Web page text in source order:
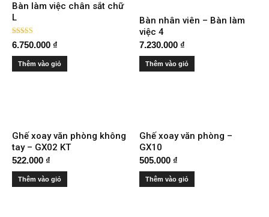
Bàn làm việc chân sắt chữ
L
Được xếp
hạng
4.00
5 sao
6.750.000 ₫
Thêm vào giỏ
Bàn nhân viên – Bàn làm
việc 4
7.230.000 ₫
Thêm vào giỏ
Ghế xoay văn phòng không
tay – GX02 KT
522.000 ₫
Thêm vào giỏ
Ghế xoay văn phòng –
GX10
505.000 ₫
Thêm vào giỏ